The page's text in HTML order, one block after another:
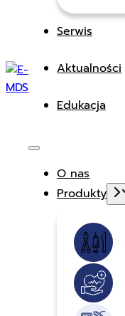
Serwis
Aktualności
Edukacja
O nas
Produkty